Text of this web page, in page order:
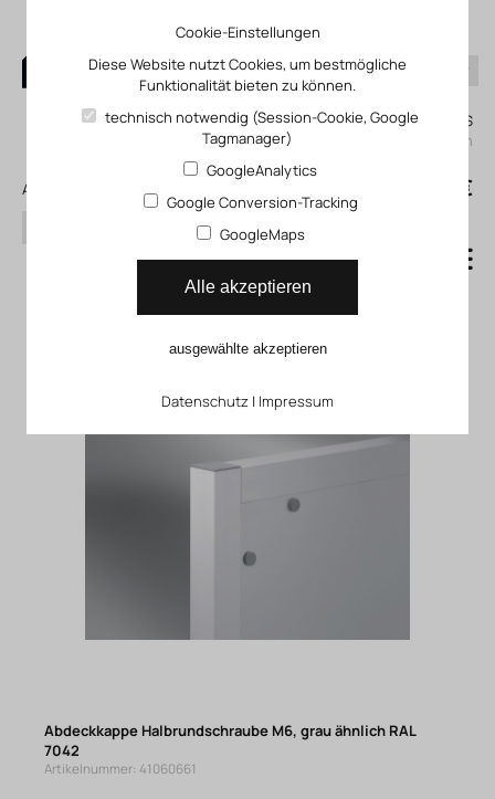
0
Mein KLEFINGHAUS
einloggen
Alle Produkte
Suchen
0,00 €
Abdeckkappen
Halbrundschrauben
Abdeckkappe Halbrundschraube M6, grau ähnlich RAL
7042
Artikelnummer: 41060661
Cookie-Einstellungen
Diese Website nutzt Cookies, um bestmögliche
Funktionalität bieten zu können.
technisch notwendig (Session-Cookie, Google
Tagmanager)
GoogleAnalytics
Google Conversion-Tracking
GoogleMaps
Alle akzeptieren
ausgewählte akzeptieren
Datenschutz | Impressum